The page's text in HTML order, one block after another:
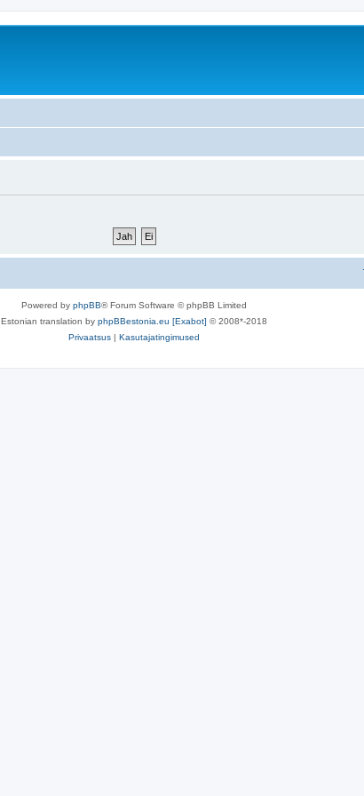
Powered by phpBB® Forum Software © phpBB Limited
Estonian translation by phpBBestonia.eu [Exabot] © 2008*-2018
Privaatsus | Kasutajatingimused